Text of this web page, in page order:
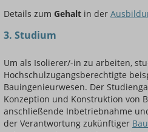
Details zum Gehalt in der
3. Studium
Um als Isolierer/-in zu arbeiten,
Hochschulzugangsberechtigte
Bauingenieurwesen. Der
Konzeption und Konstruktion von
anschließende Inbetriebnahme
der Verantwortung zukünftiger